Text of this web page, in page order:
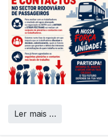
Ler mais …